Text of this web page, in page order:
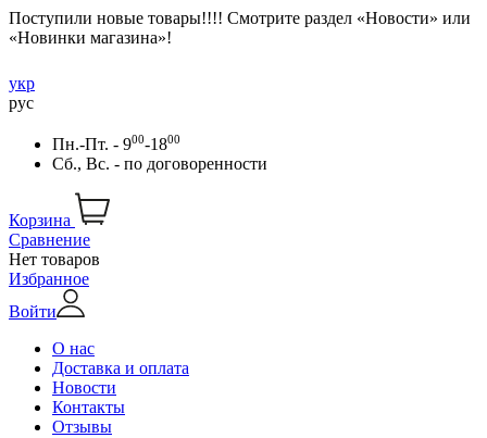
Поступили новые товары!!!! Смотрите раздел «Новости» или
«Новинки магазина»!
укр
рус
Пн.-Пт. - 900-1800
Сб., Вс. - по договоренности
Корзина
Сравнение
Нет товаров
Избранное
Войти
О нас
Доставка и оплата
Новости
Контакты
Отзывы